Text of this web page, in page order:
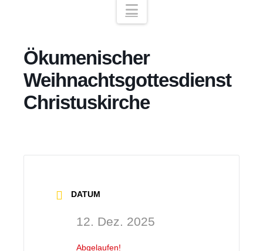
Navigation
Ökumenischer
Weihnachtsgottesdienst
Christuskirche
DATUM
12. Dez. 2025
Abgelaufen!